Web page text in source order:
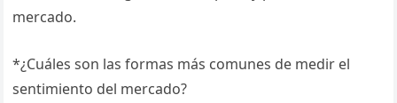
mercado.
*¿Cuáles son las formas más comunes de medir el
sentimiento del mercado?